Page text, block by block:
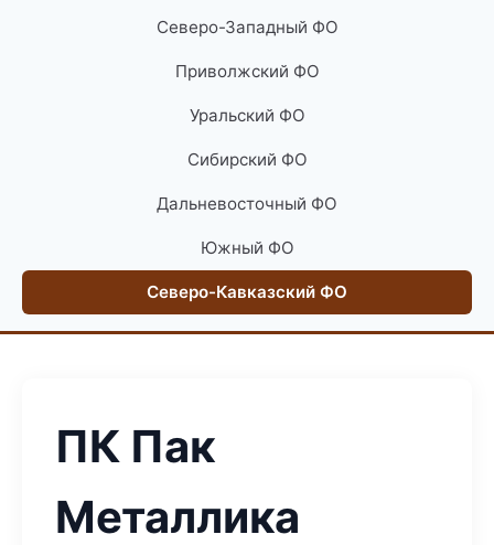
Северо-Западный ФО
Приволжский ФО
Уральский ФО
Сибирский ФО
Дальневосточный ФО
Южный ФО
Северо-Кавказский ФО
ПК Пак
Металлика